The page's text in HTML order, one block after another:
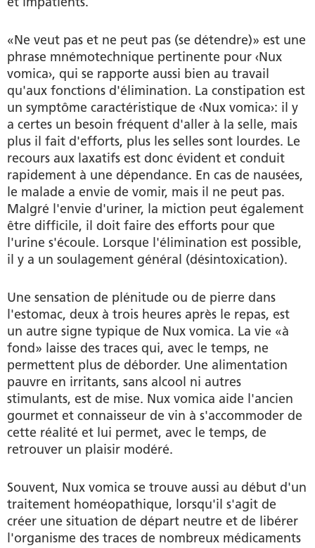
«Ne veut pas et ne peut pas (se détendre)» est une
phrase mnémotechnique pertinente pour ‹Nux
vomica›, qui se rapporte aussi bien au travail
qu'aux fonctions d'élimination. La constipation est
un symptôme caractéristique de ‹Nux vomica›: il y
a certes un besoin fréquent d'aller à la selle, mais
plus il fait d'efforts, plus les selles sont lourdes. Le
recours aux laxatifs est donc évident et conduit
rapidement à une dépendance. En cas de nausées,
le malade a envie de vomir, mais il ne peut pas.
Malgré l'envie d'uriner, la miction peut également
être difficile, il doit faire des efforts pour que
l'urine s'écoule. Lorsque l'élimination est possible,
il y a un soulagement général (désintoxication).
Une sensation de plénitude ou de pierre dans
l'estomac, deux à trois heures après le repas, est
un autre signe typique de Nux vomica. La vie «à
fond» laisse des traces qui, avec le temps, ne
permettent plus de déborder. Une alimentation
pauvre en irritants, sans alcool ni autres
stimulants, est de mise. Nux vomica aide l'ancien
gourmet et connaisseur de vin à s'accommoder de
cette réalité et lui permet, avec le temps, de
retrouver un plaisir modéré.
Souvent, Nux vomica se trouve aussi au début d'un
traitement homéopathique, lorsqu'il s'agit de
créer une situation de départ neutre et de libérer
l'organisme des traces de nombreux médicaments